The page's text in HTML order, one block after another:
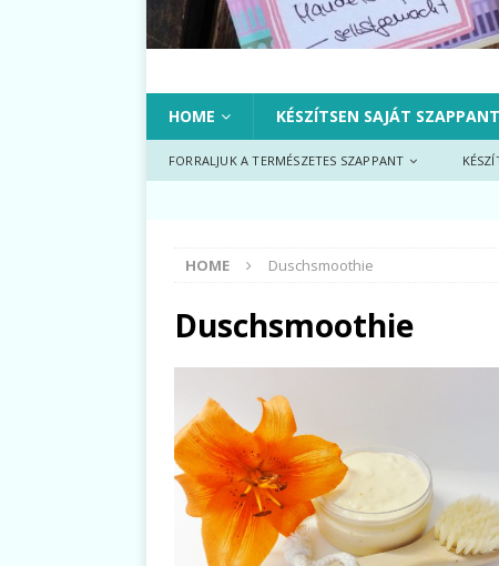
HOME KÉSZÍTSEN SAJÁT SZAPPANT
FORRALJUK A TERMÉSZETES SZAPPANT
HOME Duschsmoothie
Duschsmoothie